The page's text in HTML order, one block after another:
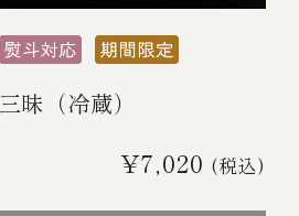
昧（冷蔵）
¥7,020 (税込)